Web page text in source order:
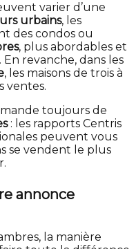
varier d’une
urbains, les
des condos ou
, plus abordables et
revanche, dans les
, les maisons de trois à
ventes.
toujours de
: les rapports Centris
peuvent vous
se vendent le plus
annonce
la manière